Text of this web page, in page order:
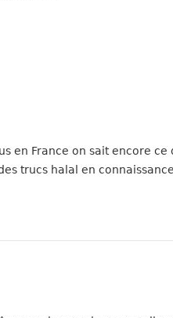
en France on sait encore
trucs halal en